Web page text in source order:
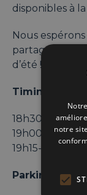
disponibles à
Nous
partager
d’été !
Timing
18h30-19h00 :
19h00-19h15 :
19h15-22h00 :
Parking
notre